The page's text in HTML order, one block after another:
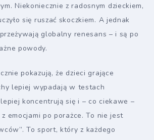
Niekoniecznie z radosnym dzieckiem,
się ruszać skoczkiem. A jednak
globalny renesans – i są po
powody.
pokazują, że dzieci grające
lepiej wypadają w testach
koncentrują się i – co ciekawe –
emocjami po porażce. To nie jest
To sport, który z każdego